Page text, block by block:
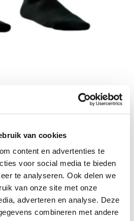
van cookies
content en advertenties te
voor social media te bieden
te analyseren. Ook delen we
van onze site met onze
adverteren en analyse. Deze
combineren met andere
soft 3 klassiek +
of dame met extra spons
46